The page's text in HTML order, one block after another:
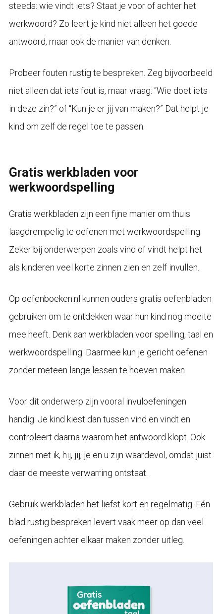
steeds: wie vindt iets? Staat je voor of achter het
werkwoord? Zo leert je kind niet alleen het goede
antwoord, maar ook de manier van denken.
Probeer fouten rustig te bespreken. Zeg bijvoorbeeld
niet alleen dat iets fout is, maar vraag: “Wie doet iets
in deze zin?” of “Kun je er jij van maken?” Dat helpt je
kind om zelf de regel toe te passen.
Gratis werkbladen voor
werkwoordspelling
Gratis werkbladen zijn een fijne manier om thuis
laagdrempelig te oefenen met werkwoordspelling.
Zeker bij onderwerpen zoals vind of vindt helpt het
als kinderen veel korte zinnen zien en zelf invullen.
Op oefenboeken.nl kunnen ouders gratis oefenbladen
gebruiken om te ontdekken waar hun kind nog moeite
mee heeft. Denk aan werkbladen voor spelling, taal en
werkwoordspelling. Daarmee kun je gericht oefenen
zonder meteen lange lessen te hoeven maken.
Voor dit onderwerp zijn vooral invuloefeningen
handig. Je kind kiest dan tussen vind en vindt en
controleert daarna waarom het antwoord klopt. Ook
zinnen met ik, hij, jij, je en u zijn waardevol, omdat juist
daar de meeste verwarring ontstaat.
Gebruik werkbladen het liefst kort en regelmatig. Eén
blad rustig bespreken levert vaak meer op dan veel
oefeningen achter elkaar maken zonder uitleg.